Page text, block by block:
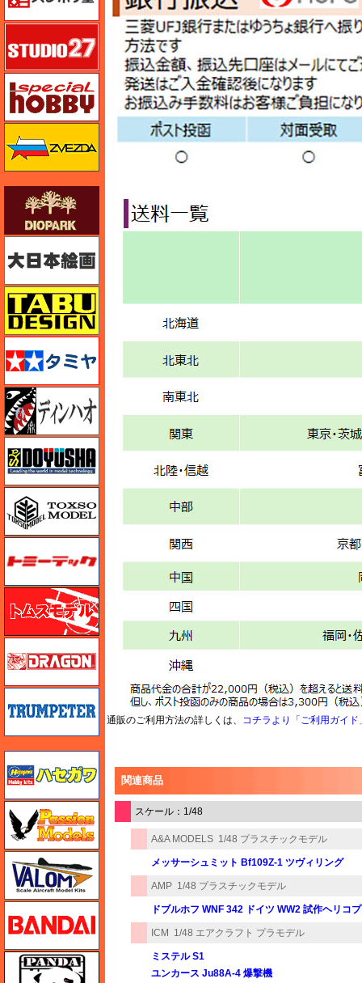
通販のご利用方法の詳しくは、 コチラより「ご利用ガイド
関連商品
スケール：1/48
A&A MODELS 1/48 プラスチックモデル
メッサーシュミット Bf109Z-1 ツヴィリング
AMP 1/48 プラスチックモデル
ドブルホフ WNF 342 ドイツ WW2 試作ヘリコ
ICM 1/48 エアクラフト プラモデル
ミステル S1
ユンカース Ju88A-4 爆撃機
スタジオ27・タブデザイン
スペシャルホビー
ズベズダ（Zvezda）
タミヤ
トムスモデル
トランペッター
ハセガワ
バロムモデル
パンダホビー